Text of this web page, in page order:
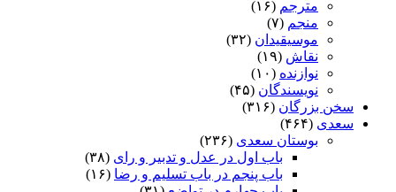
مترجم (۱۶)
منجم (۷)
موسیقیدان (۳۲)
نقاش (۱۹)
نوازنده (۱۰)
نویسندگان (۴۵)
سخن بزرگان (۳۱۶)
سعدی (۴۶۴)
بوستان سعدی (۲۳۶)
باب اول در عدل و تدبیر و رای (۳۸)
باب پنجم در باب تسلیم و رضا (۱۶)